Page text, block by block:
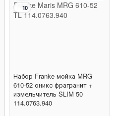
10
Набор Franke мойка MRG
610-52 оникс фрагранит +
измельчитель SLIM 50
114.0763.940